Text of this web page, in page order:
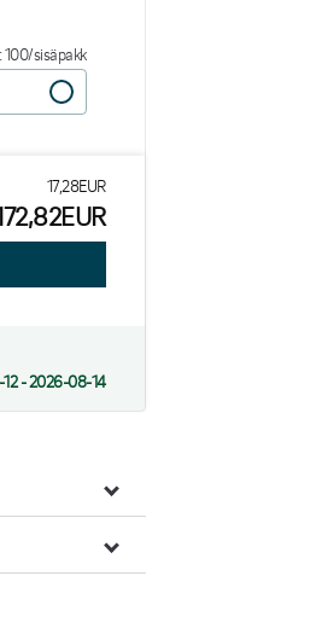
100/sisäpakk
17,28EUR
- 2026-08-14